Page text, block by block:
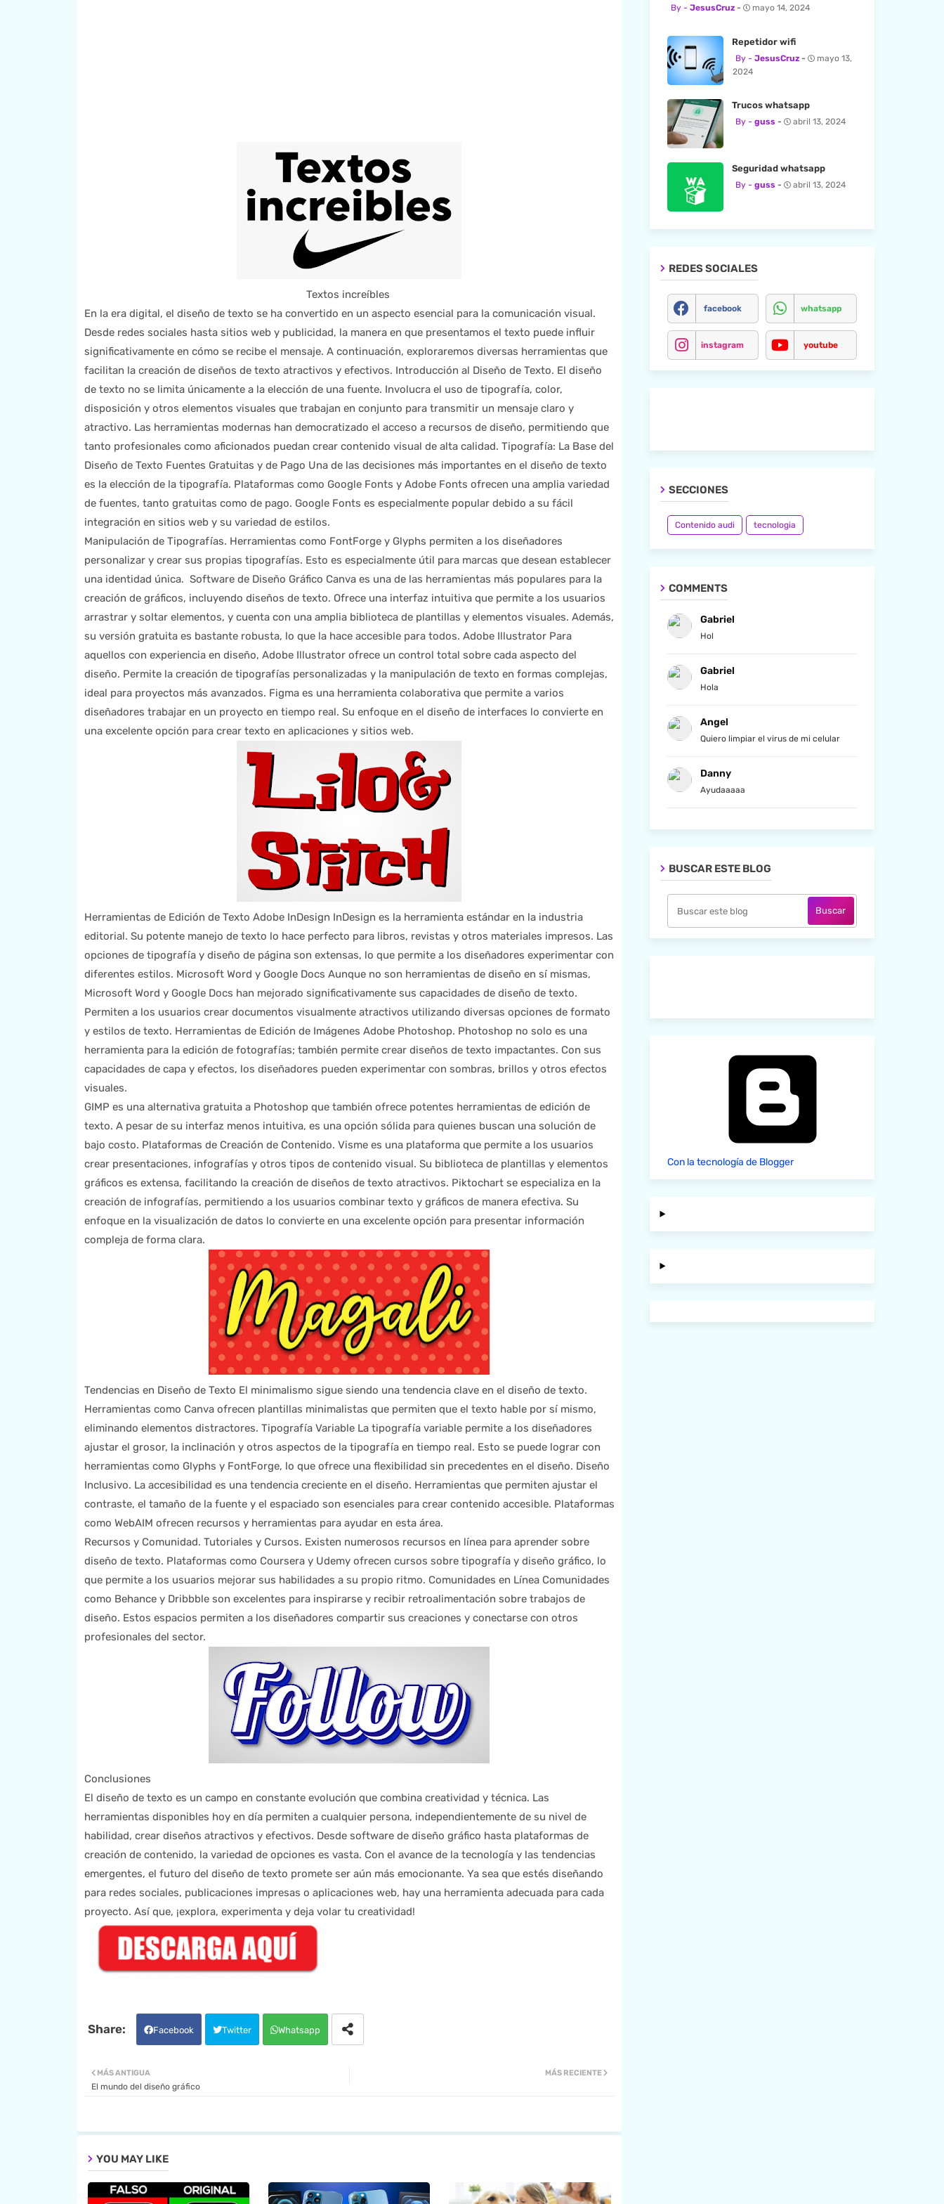
Textos increíbles
En la era digital, el diseño de texto se ha convertido en un aspecto esencial para la comunicación visual.
Desde redes sociales hasta sitios web y publicidad, la manera en que presentamos el texto puede influir
significativamente en cómo se recibe el mensaje. A continuación, exploraremos diversas herramientas que
facilitan la creación de diseños de texto atractivos y efectivos. Introducción al Diseño de Texto. El diseño
de texto no se limita únicamente a la elección de una fuente. Involucra el uso de tipografía, color,
disposición y otros elementos visuales que trabajan en conjunto para transmitir un mensaje claro y
atractivo. Las herramientas modernas han democratizado el acceso a recursos de diseño, permitiendo que
tanto profesionales como aficionados puedan crear contenido visual de alta calidad. Tipografía: La Base del
Diseño de Texto Fuentes Gratuitas y de Pago Una de las decisiones más importantes en el diseño de texto
es la elección de la tipografía. Plataformas como Google Fonts y Adobe Fonts ofrecen una amplia variedad
de fuentes, tanto gratuitas como de pago. Google Fonts es especialmente popular debido a su fácil
integración en sitios web y su variedad de estilos.
Manipulación de Tipografías. Herramientas como FontForge y Glyphs permiten a los diseñadores
personalizar y crear sus propias tipografías. Esto es especialmente útil para marcas que desean establecer
una identidad única. Software de Diseño Gráfico Canva es una de las herramientas más populares para la
creación de gráficos, incluyendo diseños de texto. Ofrece una interfaz intuitiva que permite a los usuarios
arrastrar y soltar elementos, y cuenta con una amplia biblioteca de plantillas y elementos visuales. Además,
su versión gratuita es bastante robusta, lo que la hace accesible para todos. Adobe Illustrator Para
aquellos con experiencia en diseño, Adobe Illustrator ofrece un control total sobre cada aspecto del
diseño. Permite la creación de tipografías personalizadas y la manipulación de texto en formas complejas,
ideal para proyectos más avanzados. Figma es una herramienta colaborativa que permite a varios
diseñadores trabajar en un proyecto en tiempo real. Su enfoque en el diseño de interfaces lo convierte en
una excelente opción para crear texto en aplicaciones y sitios web.
Herramientas de Edición de Texto Adobe InDesign InDesign es la herramienta estándar en la industria
editorial. Su potente manejo de texto lo hace perfecto para libros, revistas y otros materiales impresos. Las
opciones de tipografía y diseño de página son extensas, lo que permite a los diseñadores experimentar con
diferentes estilos. Microsoft Word y Google Docs Aunque no son herramientas de diseño en sí mismas,
Microsoft Word y Google Docs han mejorado significativamente sus capacidades de diseño de texto.
Permiten a los usuarios crear documentos visualmente atractivos utilizando diversas opciones de formato
y estilos de texto. Herramientas de Edición de Imágenes Adobe Photoshop. Photoshop no solo es una
herramienta para la edición de fotografías; también permite crear diseños de texto impactantes. Con sus
capacidades de capa y efectos, los diseñadores pueden experimentar con sombras, brillos y otros efectos
visuales.
GIMP es una alternativa gratuita a Photoshop que también ofrece potentes herramientas de edición de
texto. A pesar de su interfaz menos intuitiva, es una opción sólida para quienes buscan una solución de
bajo costo. Plataformas de Creación de Contenido. Visme es una plataforma que permite a los usuarios
crear presentaciones, infografías y otros tipos de contenido visual. Su biblioteca de plantillas y elementos
gráficos es extensa, facilitando la creación de diseños de texto atractivos. Piktochart se especializa en la
creación de infografías, permitiendo a los usuarios combinar texto y gráficos de manera efectiva. Su
enfoque en la visualización de datos lo convierte en una excelente opción para presentar información
compleja de forma clara.
Tendencias en Diseño de Texto El minimalismo sigue siendo una tendencia clave en el diseño de texto.
Herramientas como Canva ofrecen plantillas minimalistas que permiten que el texto hable por sí mismo,
eliminando elementos distractores. Tipografía Variable La tipografía variable permite a los diseñadores
ajustar el grosor, la inclinación y otros aspectos de la tipografía en tiempo real. Esto se puede lograr con
herramientas como Glyphs y FontForge, lo que ofrece una flexibilidad sin precedentes en el diseño. Diseño
Inclusivo. La accesibilidad es una tendencia creciente en el diseño. Herramientas que permiten ajustar el
contraste, el tamaño de la fuente y el espaciado son esenciales para crear contenido accesible. Plataformas
como WebAIM ofrecen recursos y herramientas para ayudar en esta área.
Recursos y Comunidad. Tutoriales y Cursos. Existen numerosos recursos en línea para aprender sobre
diseño de texto. Plataformas como Coursera y Udemy ofrecen cursos sobre tipografía y diseño gráfico, lo
que permite a los usuarios mejorar sus habilidades a su propio ritmo. Comunidades en Línea Comunidades
como Behance y Dribbble son excelentes para inspirarse y recibir retroalimentación sobre trabajos de
diseño. Estos espacios permiten a los diseñadores compartir sus creaciones y conectarse con otros
profesionales del sector.
Conclusiones
El diseño de texto es un campo en constante evolución que combina creatividad y técnica. Las
herramientas disponibles hoy en día permiten a cualquier persona, independientemente de su nivel de
habilidad, crear diseños atractivos y efectivos. Desde software de diseño gráfico hasta plataformas de
creación de contenido, la variedad de opciones es vasta. Con el avance de la tecnología y las tendencias
emergentes, el futuro del diseño de texto promete ser aún más emocionante. Ya sea que estés diseñando
para redes sociales, publicaciones impresas o aplicaciones web, hay una herramienta adecuada para cada
proyecto. Así que, ¡explora, experimenta y deja volar tu creatividad!
Facebook Twitter Whatsapp
MÁS RECIENTE
MÁS ANTIGUA
El mundo del diseño gráfico
YOU MAY LIKE
JesusCruz mayo 14, 2024
Repetidor wifi
JesusCruz
mayo 13,
2024
Trucos whatsapp
guss abril 13, 2024
Seguridad whatsapp
guss abril 13, 2024
REDES SOCIALES
facebook whatsapp
instagram youtube
SECCIONES
Contenido audi tecnologia
COMMENTS
Gabriel
Hol
Gabriel
Hola
Angel
Quiero limpiar el virus de mi celular
Danny
Ayudaaaaa
BUSCAR ESTE BLOG
Con la tecnología de Blogger